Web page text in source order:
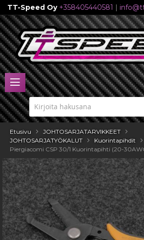
TT-Speed Oy +358405440581 |
Skip
to
Content
Etusivu
JOHTOSARJATARVIKKEET
JOHTOSARJATYÖKALUT
Kuorintapihdit
Piergiacomi CSP 30/1 Kuorintapihti (20-
Skip
to
the
end
of
the
images
gallery